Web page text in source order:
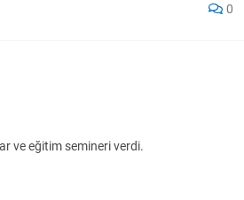
0
ve eğitim semineri verdi.